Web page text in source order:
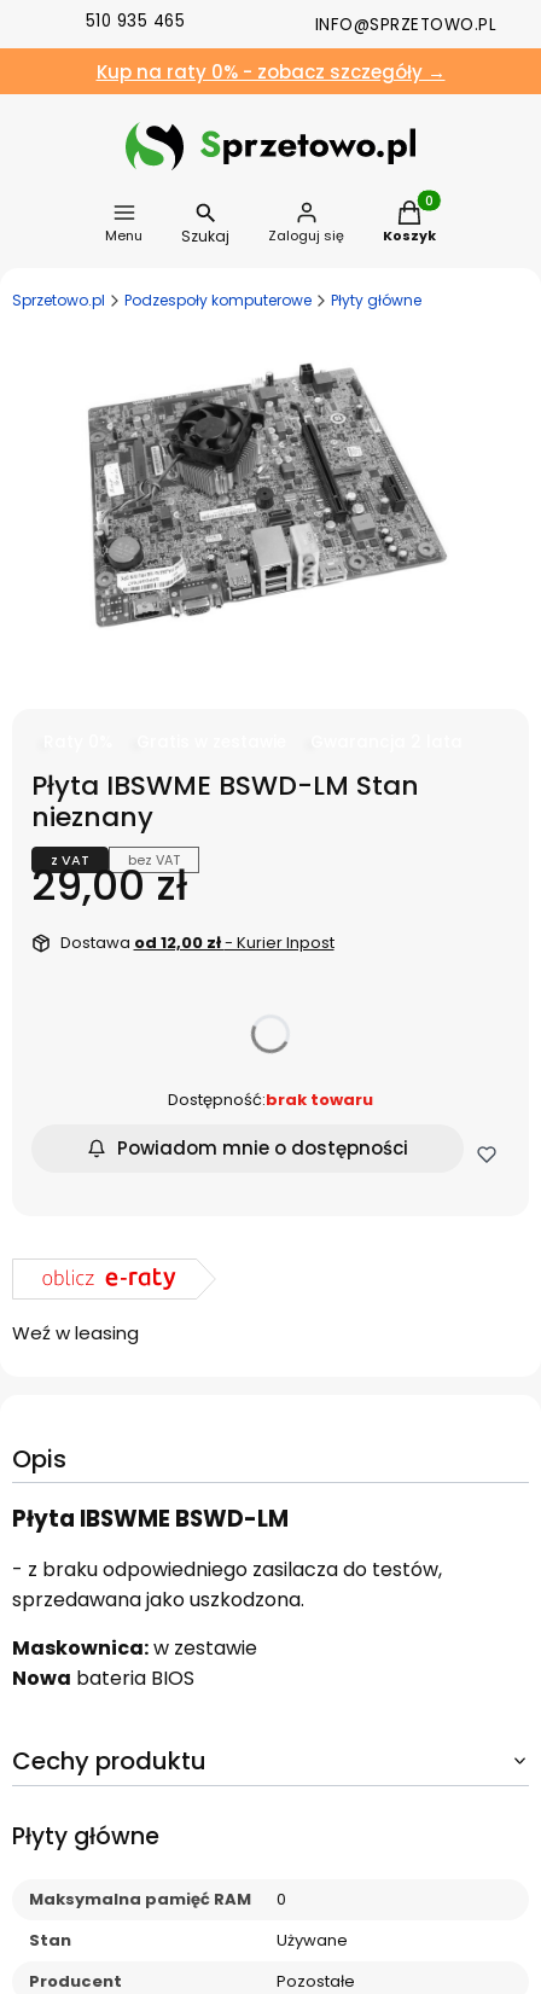
510 935 465 INFO@SPRZETOWO.PL
Kup na raty 0% - zobacz szczegóły →
Menu Szukaj Zaloguj się
Produkty w
Koszyk
Sprzetowo.pl Podzespoły komputerowe Płyty główne
Płyta IBSWME BSWD-LM Stan
nieznany
z VAT bez VAT
Cena
29,00 zł
Dostawa od 12,00 zł- Kurier Inpost
Dostępność:brak towaru
Powiadom mnie o dostępności
Weź w leasing
Opis
Płyta IBSWME BSWD-LM
- z braku odpowiedniego zasilacza do testów,
sprzedawana jako uszkodzona.
Maskownica:w zestawie
Nowa bateria BIOS
Cechy produktu
Płyty główne
Maksymalna pamięć RAM
0
Stan
Używane
Producent
Pozostałe